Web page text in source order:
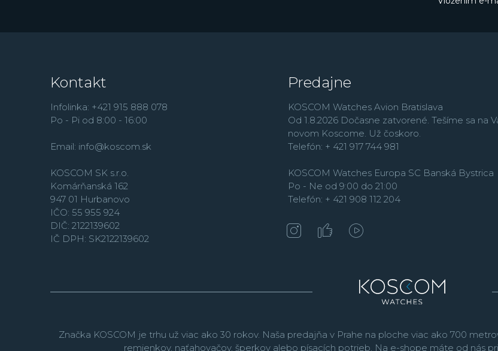
Kontakt
Infolinka: +421 915 888 078
Po - Pi od 8:00 - 16:00
Email: info@koscom.sk
KOSCOM SK s.r.o.
Komárňanská 162
947 01 Hurbanovo
IČO: 55 955 924
DIČ: 2122139602
IČ DPH: SK2122139602
Predajne
KOSCOM Watches Avion Bratislava
Od 1.8.2026 Dočasne zatvorené. Tešíme sa na
novom Koscome. Už čoskoro.
Telefón: + 421 917 744 981
KOSCOM Watches Europa SC Banská Bystrica
Po - Ne od 9:00 do 21:00
Telefón: + 421 908 112 204
Značka KOSCOM je trhu už viac ako 30 rokov. Naša predajňa v Prahe na ploche viac ako 700
remienkov, naťahovačov, šperkov alebo písacích potrieb. Na e-shope máte od nás